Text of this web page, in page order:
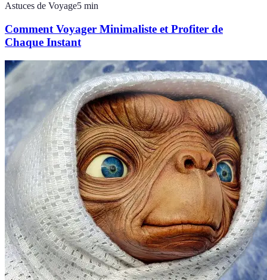
Astuces de Voyage5 min
Comment Voyager Minimaliste et Profiter de
Chaque Instant